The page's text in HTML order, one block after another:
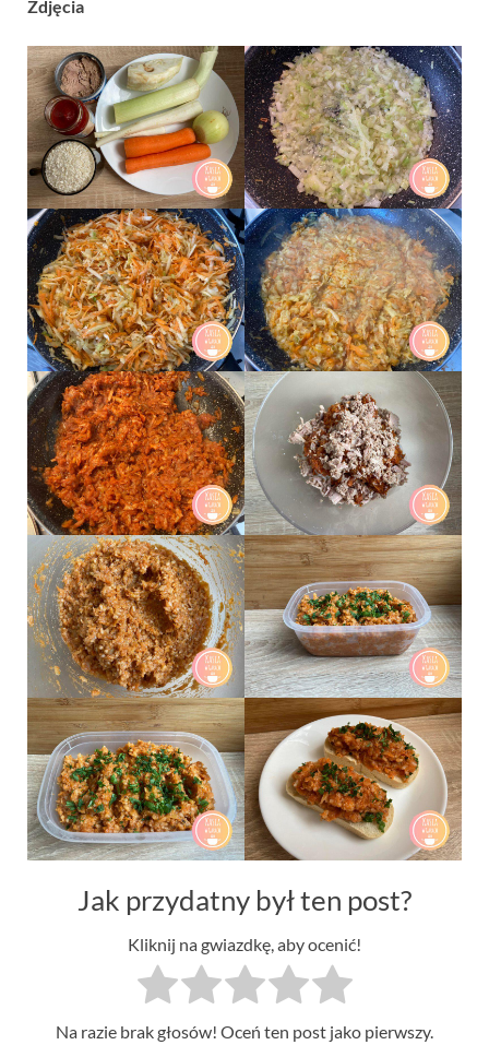
Zdjęcia
Jak przydatny był ten post?
Kliknij na gwiazdkę, aby ocenić!
Na razie brak głosów! Oceń ten post jako pierwszy.